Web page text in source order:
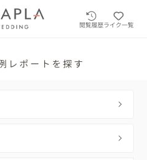
閲覧履歴ライク一覧
レポートを探す